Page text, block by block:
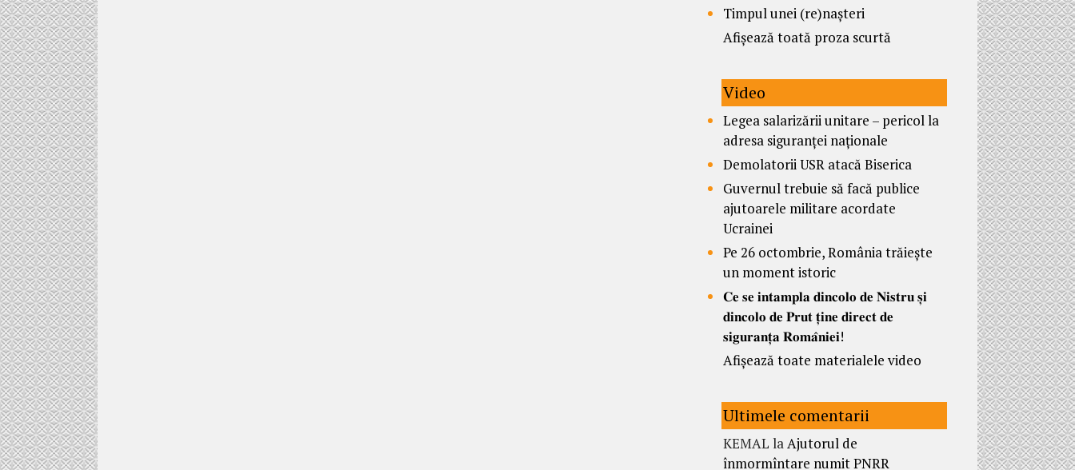
Timpul unei (re)nașteri
Afișează toată proza scurtă
Video
Legea salarizării unitare – pericol la
adresa siguranței naționale
Demolatorii USR atacă Biserica
Guvernul trebuie să facă publice
ajutoarele militare acordate
Ucrainei
Pe 26 octombrie, România trăiește
un moment istoric
𝐂𝐞 𝐬𝐞 𝐢𝐧𝐭𝐚𝐦𝐩𝐥𝐚 𝐝𝐢𝐧𝐜𝐨𝐥𝐨 𝐝𝐞 𝐍𝐢𝐬𝐭𝐫𝐮 𝐬̦𝐢
𝐝𝐢𝐧𝐜𝐨𝐥𝐨 𝐝𝐞 𝐏𝐫𝐮𝐭 𝐭̦𝐢𝐧𝐞 𝐝𝐢𝐫𝐞𝐜𝐭 𝐝𝐞
𝐬𝐢𝐠𝐮𝐫𝐚𝐧𝐭̦𝐚 𝐑𝐨𝐦𝐚̂𝐧𝐢𝐞𝐢!
Afișează toate materialele video
Ultimele comentarii
KEMAL laAjutorul de
înmormîntare numit PNRR